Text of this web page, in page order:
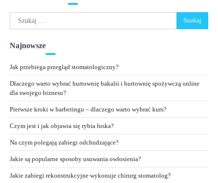
Szukaj:
Najnowsze
Jak przebiega przegląd stomatologiczny?
Dlaczego warto wybrać hurtownię bakalii i hurtownię spożywczą online
dla swojego biznesu?
Pierwsze kroki w barberingu – dlaczego warto wybrać kurs?
Czym jest i jak objawia się rybia łuska?
Na czym polegają zabiegi odchudzające?
Jakie są popularne sposoby usuwania owłosienia?
Jakie zabiegi rekonstrukcyjne wykonuje chirurg stomatolog?